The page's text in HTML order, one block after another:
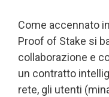
Come accennato
Proof of Stake si
collaborazione e
un contratto
rete, gli utenti